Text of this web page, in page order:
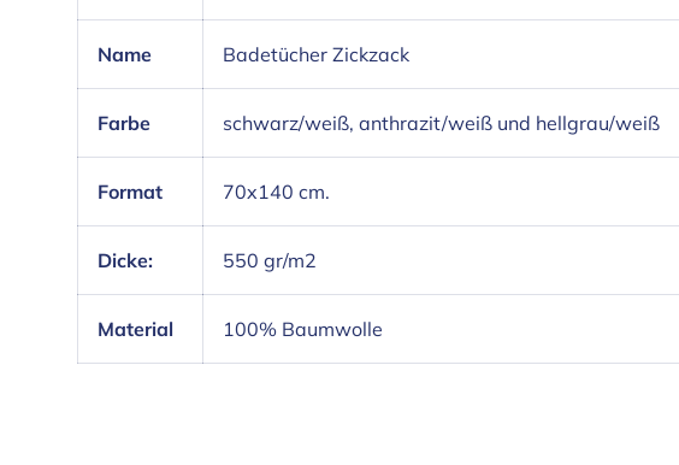
Name Badetücher Zickzack
Farbe schwarz/weiß, anthrazit/weiß und hellgrau/weiß
Format 70x140 cm.
Dicke: 550 gr/m2
Material 100% Baumwolle